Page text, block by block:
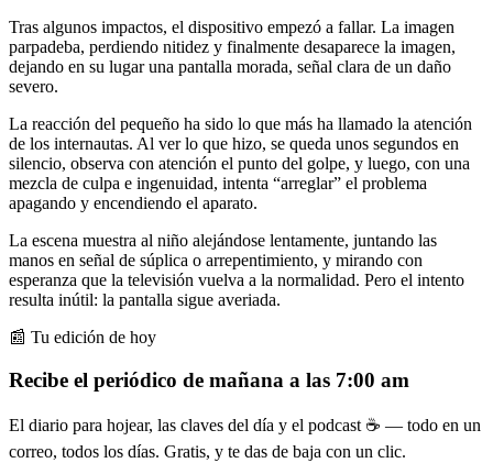
Tras algunos impactos, el dispositivo empezó a fallar. La imagen
parpadeba, perdiendo nitidez y finalmente desaparece la imagen,
dejando en su lugar una pantalla morada, señal clara de un daño
severo.
La reacción del pequeño ha sido lo que más ha llamado la atención
de los internautas. Al ver lo que hizo, se queda unos segundos en
silencio, observa con atención el punto del golpe, y luego, con una
mezcla de culpa e ingenuidad, intenta “arreglar” el problema
apagando y encendiendo el aparato.
La escena muestra al niño alejándose lentamente, juntando las
manos en señal de súplica o arrepentimiento, y mirando con
esperanza que la televisión vuelva a la normalidad. Pero el intento
resulta inútil: la pantalla sigue averiada.
📰 Tu edición de hoy
Recibe el periódico de mañana a las 7:00 am
El diario para hojear, las claves del día y el podcast ☕ — todo en un
correo, todos los días. Gratis, y te das de baja con un clic.